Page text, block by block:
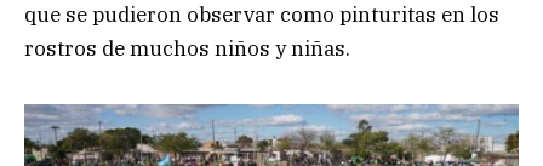
que se pudieron observar como pinturitas en los
rostros de muchos niños y niñas.